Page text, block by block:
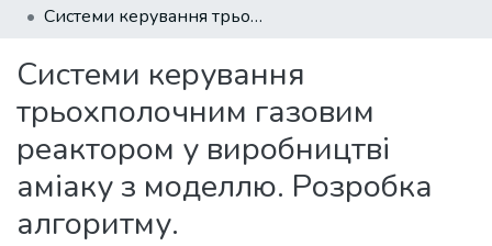
Statistics
Системи керування трьохполочним газовим реактором у виробництві аміаку з моделлю. Розробка алгоритму.
Системи керування
трьохполочним газовим
реактором у виробництві
аміаку з моделлю. Розробка
алгоритму.